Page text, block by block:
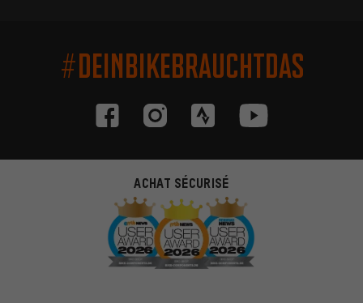
#DEINBIKEBRAUCHTDAS
ACHAT SÉCURISÉ